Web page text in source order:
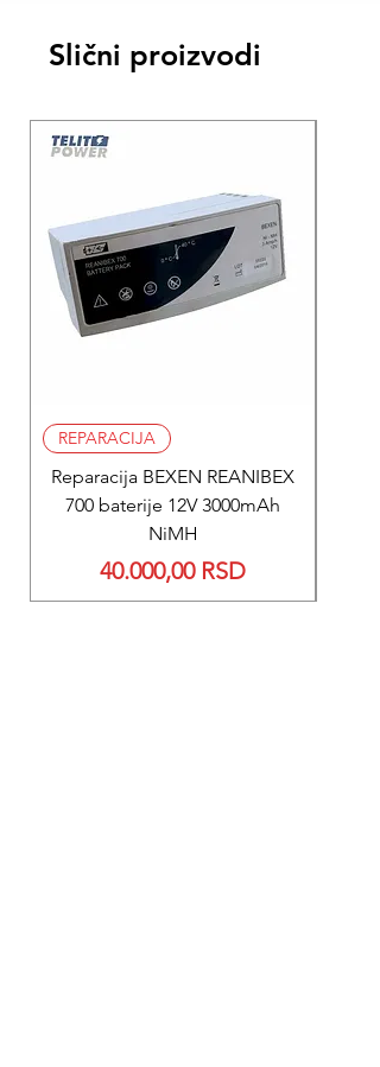
Slični proizvodi
REPARACIJA
Reparacija BEXEN REANIBEX
700 baterije 12V 3000mAh
NiMH
Price
40.000,00 RSD